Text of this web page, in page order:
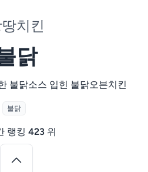
치킨
닭
불닭소스 입힌 불닭오븐치킨
불닭
랭킹 423 위